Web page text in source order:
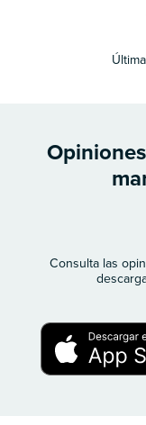
Consulta las